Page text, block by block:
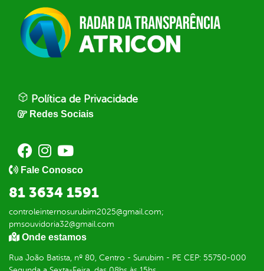
Política de Privacidade
Redes Sociais
Fale Conosco
81 3634 1591
controleinternosurubim2025@gmail.com;
pmsouvidoria32@gmail.com
Onde estamos
Rua João Batista, nº 80, Centro - Surubim - PE CEP: 55750-000